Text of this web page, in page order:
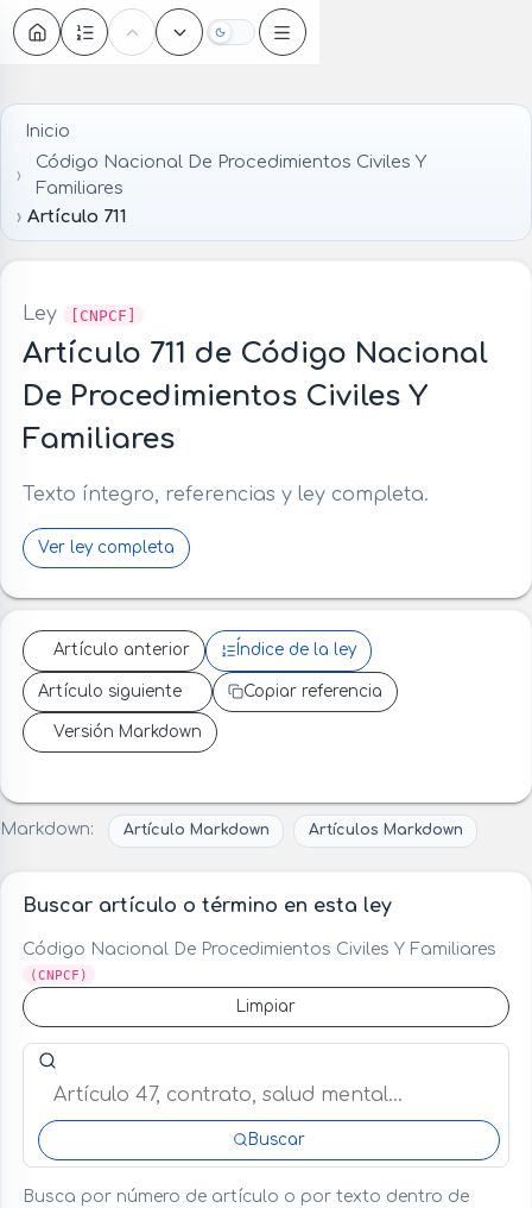
Oscuro
Inicio
Código Nacional De Procedimientos Civiles Y
Familiares
Artículo 711
Ley [CNPCF]
Artículo 711 de Código Nacional
De Procedimientos Civiles Y
Familiares
Texto íntegro, referencias y ley completa.
Ver ley completa
Artículo anterior Índice de la ley
Artículo siguiente Copiar referencia
Versión Markdown
Markdown: Artículo Markdown Artículos Markdown
Buscar artículo o término en esta ley
Código Nacional De Procedimientos Civiles Y Familiares
(CNPCF)
Limpiar
Buscar artículo o término en esta ley
Buscar
Busca por número de artículo o por texto dentro de